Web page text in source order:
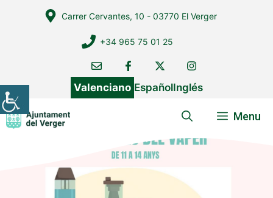
Carrer Cervantes, 10 - 03770 El Verger
+34 965 75 01 25
Valenciano EspañolInglés
Menu